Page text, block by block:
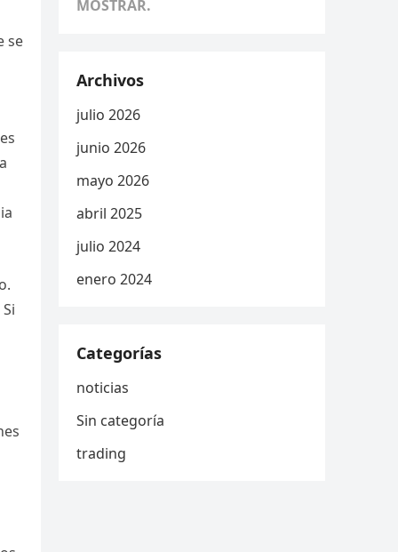
se
MOSTRAR.
Archivos
julio 2026
junio 2026
mayo 2026
abril 2025
julio 2024
enero 2024
Categorías
noticias
Sin categoría
trading